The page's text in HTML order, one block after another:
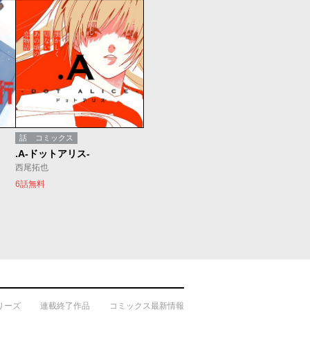
話 コミックス
.A-ドットアリス-
西尾拓也
6話無料
ーズ 連載終了作品 コミックス最新情報